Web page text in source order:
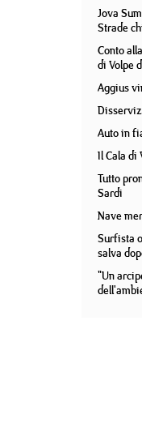
Jova
Strade
Conto
di Volpe
Aggius
Auto in
Il Cala di
Tutto
Sardi
Nave
Surfista
salva
"Un